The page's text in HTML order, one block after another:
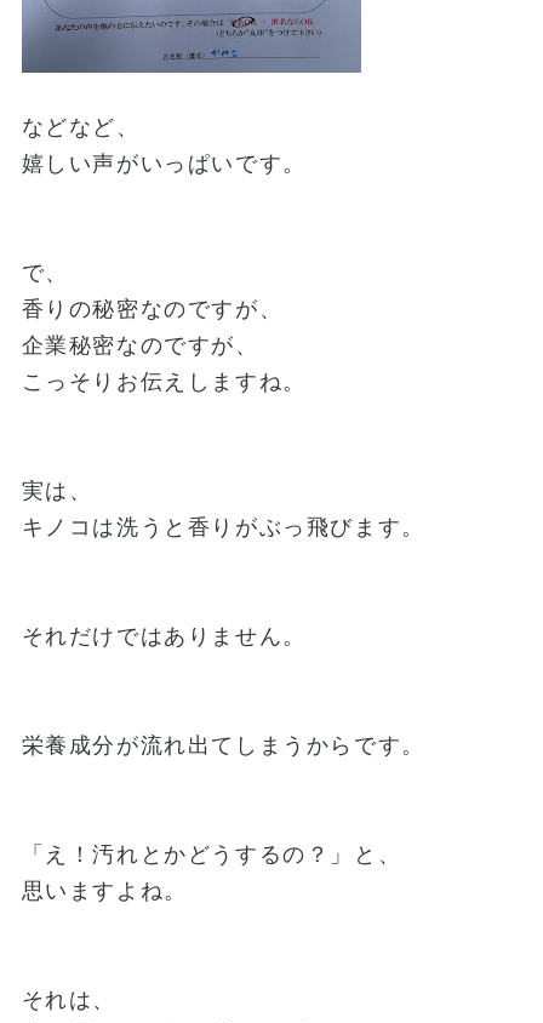
などなど、
嬉しい声がいっぱいです。
で、
香りの秘密なのですが、
企業秘密なのですが、
こっそりお伝えしますね。
実は、
キノコは洗うと香りがぶっ飛びます。
それだけではありません。
栄養成分が流れ出てしまうからです。
「え！汚れとかどうするの？」と、
思いますよね。
それは、